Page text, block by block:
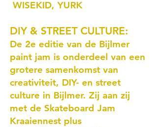
WISEKID, YURK
DIY & STREET CULTURE:
De 2e editie van de Bijlmer
paint jam is onderdeel van een
grotere samenkomst van
creativiteit, DIY- en street
culture in Bijlmer. Zij aan zij
met de Skateboard Jam
Kraaiennest plus